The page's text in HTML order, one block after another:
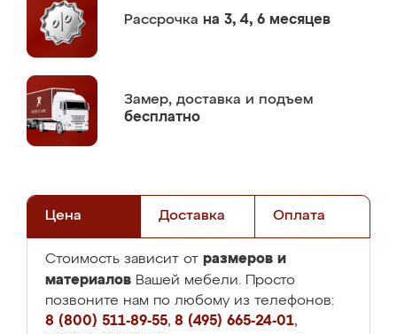
Рассрочка на 3, 4, 6 месяцев
Замер, доставка и подъем
бесплатно
Цена Доставка Оплата
Стоимость зависит от размеров и
материалов Вашей мебели. Просто
позвоните нам по любому из телефонов:
8 (800) 511-89-55, 8 (495) 665-24-01,